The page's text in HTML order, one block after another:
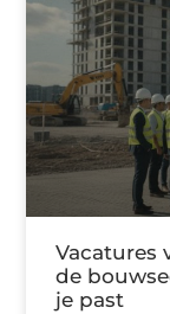
Vacatures
de
je past